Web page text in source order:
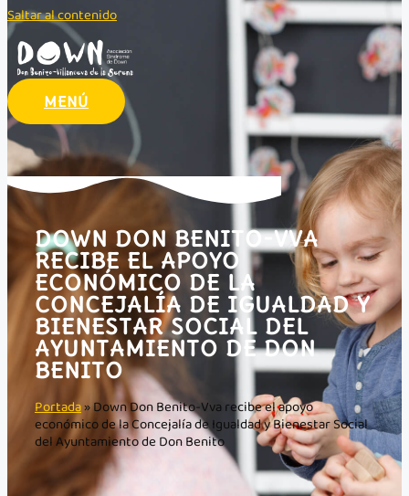
Saltar al contenido
MENÚ
DOWN DON BENITO-VVA
RECIBE EL APOYO
ECONÓMICO DE LA
CONCEJALÍA DE IGUALDAD Y
BIENESTAR SOCIAL DEL
AYUNTAMIENTO DE DON
BENITO
Portada»Down Don Benito-Vva recibe el apoyo
económico de la Concejalía de Igualdad y Bienestar Social
del Ayuntamiento de Don Benito